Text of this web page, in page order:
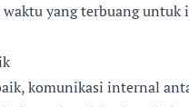
yang terbuang
komunikasi internal